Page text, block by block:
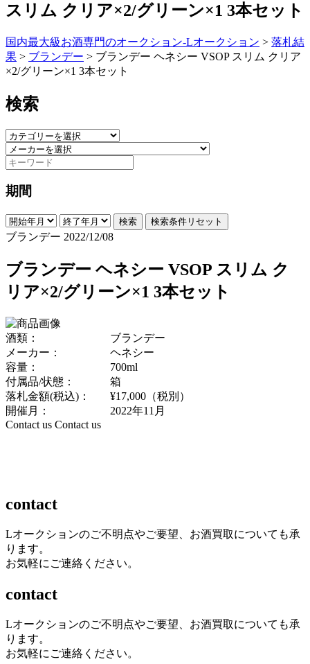
スリム クリア×2/グリーン×1 3本セット
国内最大級お酒専門のオークション-Lオークション > 落札結
果 > ブランデー > ブランデー ヘネシー VSOP スリム クリア
×2/グリーン×1 3本セット
検索
期間
検索 検索条件リセット
ブランデー 2022/12/08
ブランデー ヘネシー VSOP スリム ク
リア×2/グリーン×1 3本セット
酒類：
ブランデー
メーカー：
ヘネシー
容量：
700ml
付属品/状態：
箱
落札金額(税込)：
¥17,000（税別）
開催月：
2022年11月
Contact us Contact us
contact
Lオークションのご不明点やご要望、お酒買取についても承
ります。
お気軽にご連絡ください。
contact
Lオークションのご不明点やご要望、お酒買取についても承
ります。
お気軽にご連絡ください。